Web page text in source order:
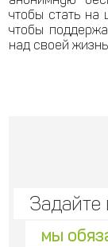
чтобы стать
чтобы
над своей
мы